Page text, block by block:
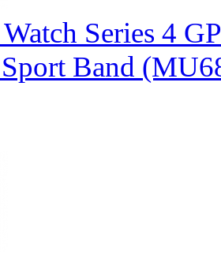
Series 4
Band